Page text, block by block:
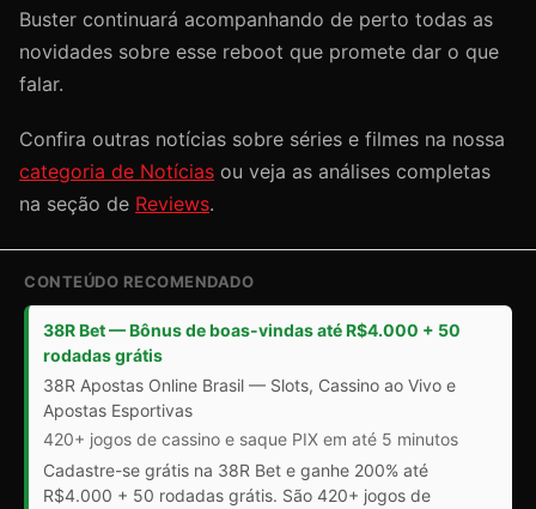
Buster continuará acompanhando de perto todas as
novidades sobre esse reboot que promete dar o que
falar.
Confira outras notícias sobre séries e filmes na nossa
categoria de Notícias ou veja as análises completas
na seção de Reviews.
CONTEÚDO RECOMENDADO
38R Bet — Bônus de boas-vindas até R$4.000 + 50
rodadas grátis
38R Apostas Online Brasil — Slots, Cassino ao Vivo e
Apostas Esportivas
420+ jogos de cassino e saque PIX em até 5 minutos
Cadastre-se grátis na 38R Bet e ganhe 200% até
R$4.000 + 50 rodadas grátis. São 420+ jogos de